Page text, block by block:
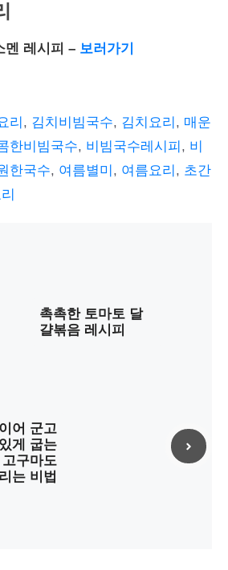
레시피 – 보러가기
리 , 김치비빔국수, 김치요리 , 매운
한비빔국수, 비빔국수레시피 , 비
한국수, 여름별미 , 여름요리 , 초간
촉촉한 토마토 달
걀볶음 레시피
어 군고
게 굽는
구마도
는 비법